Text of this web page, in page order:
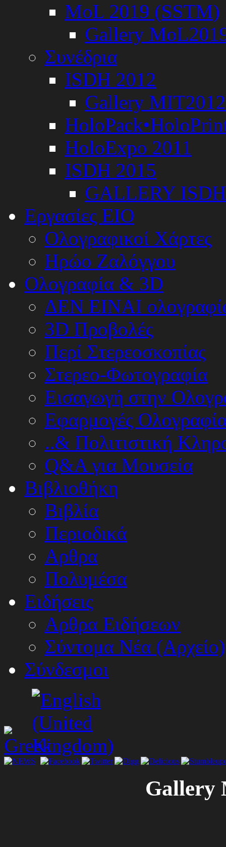
MoL 2019 (SSTM)
Gallery
Συνέδρια
ISDH 2012
Gallery MIT2012
HoloExpo 2011
ISDH 2015
GALLERY
Εργασίες ΕΙΟ
Ολογραφικοί Χάρτες
Ηρώο Ζαλόγγου
Ολογραφία & 3D
ΔΕΝ ΕΙΝΑΙ
3D Προβολές
Περί Στερεοσκοπίας
Στερεο-Φωτογραφία
Εισαγωγή στην
Εφαρμογές
..& Πολιτιστική
Q&A για Μουσεία
Βιβλιοθήκη
Βιβλία
Περιοδικά
Αρθρα
Πολυμέσα
Ειδήσεις
Αρθρα Ειδήσεων
Σύντομα Νέα (Αρχείο)
Σύνδεσμοι
Gallery